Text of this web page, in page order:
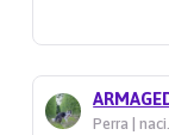
Perra |